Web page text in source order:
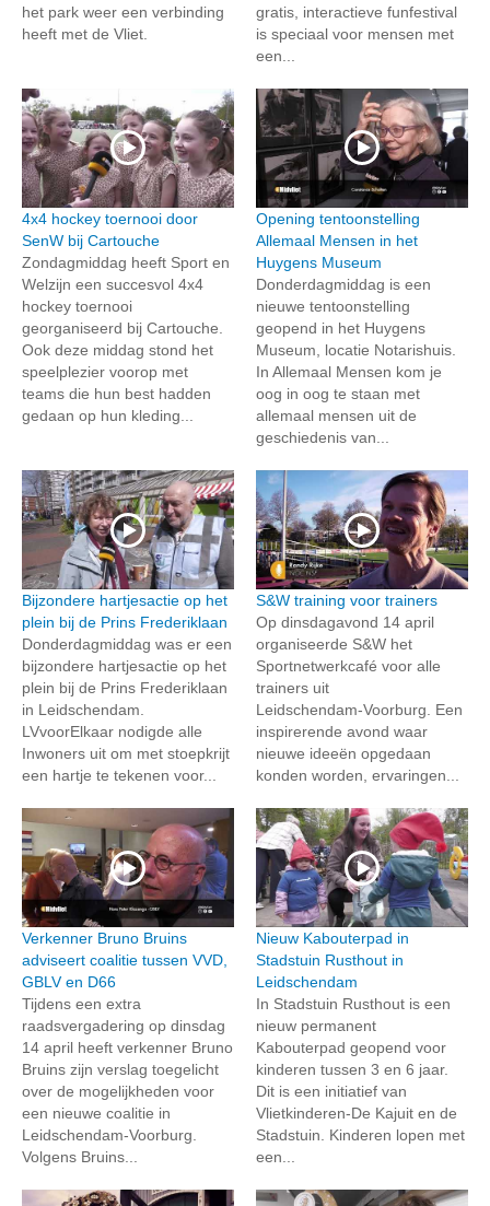
het park weer een verbinding
heeft met de Vliet.
gratis, interactieve funfestival
is speciaal voor mensen met
een...
4x4 hockey toernooi door
SenW bij Cartouche
Zondagmiddag heeft Sport en
Welzijn een succesvol 4x4
hockey toernooi
georganiseerd bij Cartouche.
Ook deze middag stond het
speelplezier voorop met
teams die hun best hadden
gedaan op hun kleding...
Opening tentoonstelling
Allemaal Mensen in het
Huygens Museum
Donderdagmiddag is een
nieuwe tentoonstelling
geopend in het Huygens
Museum, locatie Notarishuis.
In Allemaal Mensen kom je
oog in oog te staan met
allemaal mensen uit de
geschiedenis van...
Bijzondere hartjesactie op het
plein bij de Prins Frederiklaan
Donderdagmiddag was er een
bijzondere hartjesactie op het
plein bij de Prins Frederiklaan
in Leidschendam.
LVvoorElkaar nodigde alle
Inwoners uit om met stoepkrijt
een hartje te tekenen voor...
S&W training voor trainers
Op dinsdagavond 14 april
organiseerde S&W het
Sportnetwerkcafé voor alle
trainers uit
Leidschendam‑Voorburg. Een
inspirerende avond waar
nieuwe ideeën opgedaan
konden worden, ervaringen...
Verkenner Bruno Bruins
adviseert coalitie tussen VVD,
GBLV en D66
Tijdens een extra
raadsvergadering op dinsdag
14 april heeft verkenner Bruno
Bruins zijn verslag toegelicht
over de mogelijkheden voor
een nieuwe coalitie in
Leidschendam-Voorburg.
Volgens Bruins...
Nieuw Kabouterpad in
Stadstuin Rusthout in
Leidschendam
In Stadstuin Rusthout is een
nieuw permanent
Kabouterpad geopend voor
kinderen tussen 3 en 6 jaar.
Dit is een initiatief van
Vlietkinderen-De Kajuit en de
Stadstuin. Kinderen lopen met
een...